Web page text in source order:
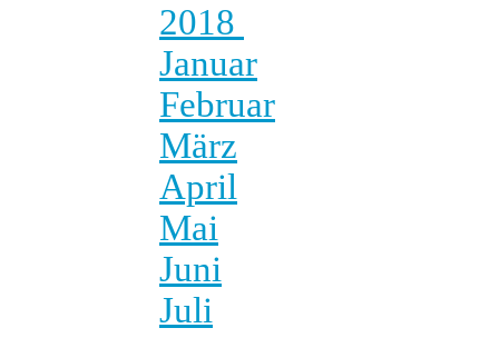
2018
Januar
Februar
März
April
Mai
Juni
Juli